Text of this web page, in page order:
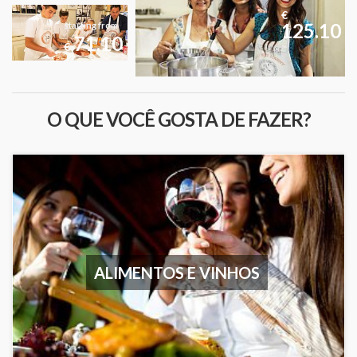
€
125.10
starting from
€71.10
O QUE VOCÊ GOSTA DE FAZER?
ALIMENTOS E VINHOS